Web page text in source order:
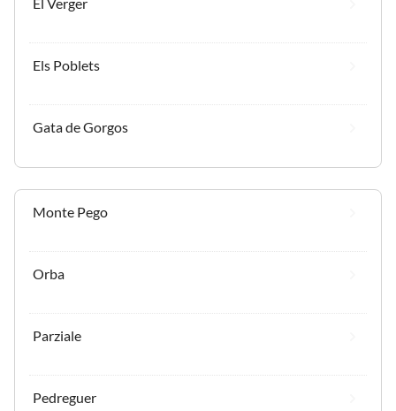
Els Poblets
Gata de Gorgos
Monte Pego
Orba
Parziale
Pedreguer